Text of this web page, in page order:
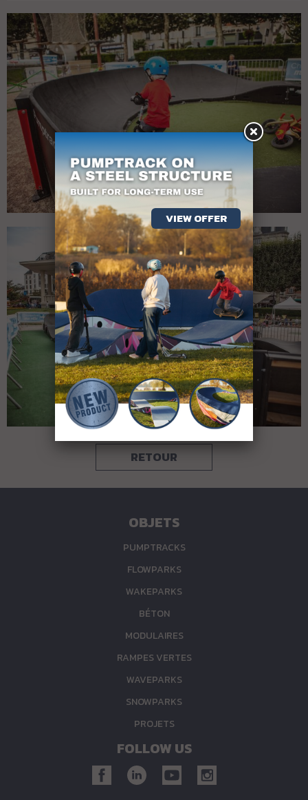
RETOUR
OBJETS
PUMPTRACKS
FLOWPARKS
WAKEPARKS
BÉTON
MODULAIRES
RAMPES VERTES
WAVEPARKS
SNOWPARKS
PROJETS
FOLLOW US
VIEW OFFER